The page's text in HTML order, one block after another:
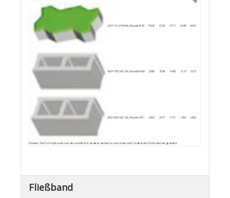
225*112,5*60Stk./Stunde8181 5929 6720 5717 6480 6000
400*150*200 Stk./Stunde5082 2880 3085 1986 2133 3323
400*200*200 Stk./Stunde3811 2400 2571 1737 1866 2492
Hinweis: Die Formzykluszeit und die stündliche Kapazität werden je nach Anteil und Qualität des Rohmaterials geändert.
Fließband